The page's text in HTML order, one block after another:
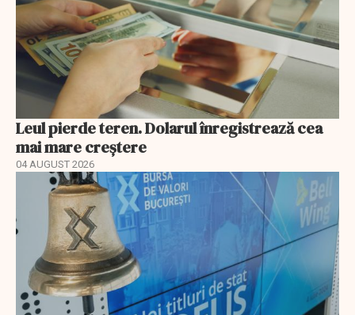
Leul pierde teren. Dolarul înregistrează cea
mai mare creștere
04 AUGUST 2026